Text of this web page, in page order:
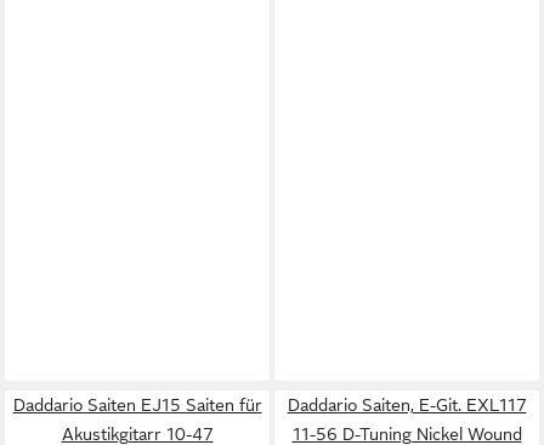
Daddario Saiten EJ15 Saiten für
Akustikgitarr 10-47
Daddario Saiten, E-Git. EXL117
11-56 D-Tuning Nickel Wound